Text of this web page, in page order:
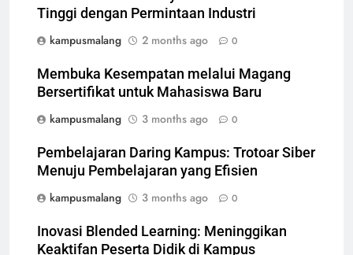
Tinggi dengan Permintaan Industri
kampusmalang
2 months ago 0
Membuka Kesempatan melalui Magang
Bersertifikat untuk Mahasiswa Baru
kampusmalang
3 months ago 0
Pembelajaran Daring Kampus: Trotoar Siber
Menuju Pembelajaran yang Efisien
kampusmalang
3 months ago 0
Inovasi Blended Learning: Meninggikan
Keaktifan Peserta Didik di Kampus